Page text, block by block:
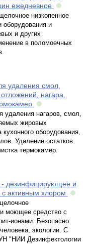
ежедневное
низкопенное
оборудования и
и других
в поломоечных
удаления смол,
нагара.
удаления нагаров, смол,
жировых
оборудования,
Удаление остатков
термокамер.
дезинфицирующее и
активным хлором
моющее средство с
ионами. Безопасно
экологии. С
"НИИ Дезинфектологии